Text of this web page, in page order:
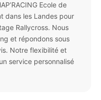
Ecole de
dans les Landes pour
Rallycross. Nous
et répondons sous
Notre flexibilité et
service personnalisé